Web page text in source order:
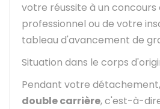
votre réussite à un concours
professionnel ou de votre
tableau d'avancement de
Situation dans le corps
Pendant votre
double carrière, c'est-à-